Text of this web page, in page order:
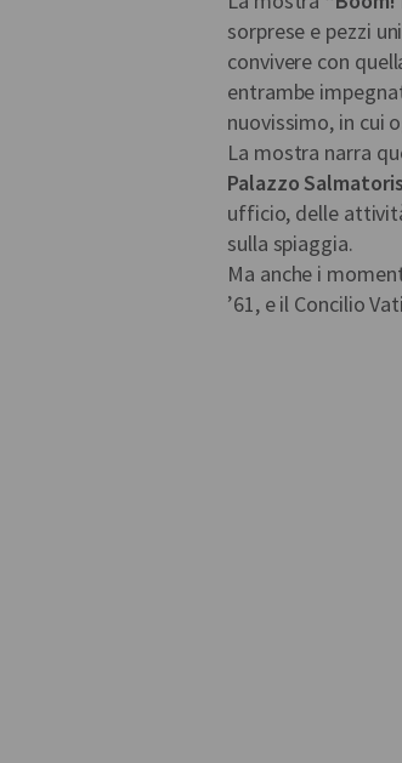
sorprese e pezzi
convivere con
entrambe
nuovissimo, in cui
La mostra narra
Palazzo Salmatoris
ufficio, delle
sulla spiaggia.
Ma anche i
’61, e il Concilio